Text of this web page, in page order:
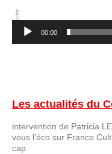
00:00
Les actualités du
intervention de Patricia
vous l’éco sur France
cap